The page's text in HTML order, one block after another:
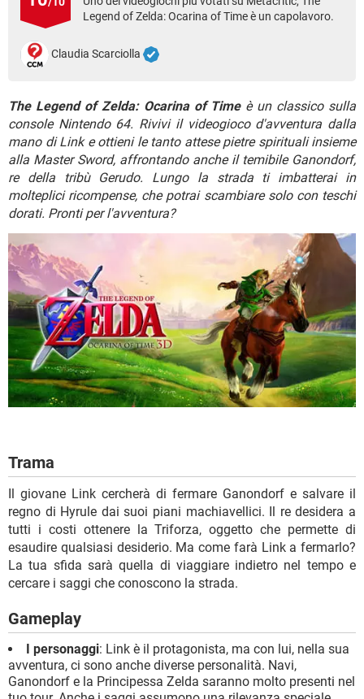
TIKTOK FACEBOOK
Legend of Zelda: Ocarina of Time è un capolavoro.
Claudia Scarciolla
The Legend of Zelda: Ocarina of Timeè un classico sulla
console Nintendo 64. Rivivi il videogioco d'avventura dalla
mano di Link e ottieni le tanto attese pietre spirituali insieme
alla Master Sword, affrontando anche il temibile Ganondorf,
re della tribù Gerudo. Lungo la strada ti imbatterai in
molteplici ricompense, che potrai scambiare solo con teschi
dorati. Pronti per l'avventura?
Trama
Il giovane Link cercherà di fermare Ganondorf e salvare il
regno di Hyrule dai suoi piani machiavellici. Il re desidera a
tutti i costi ottenere la Triforza, oggetto che permette di
esaudire qualsiasi desiderio. Ma come farà Link a fermarlo?
La tua sfida sarà quella di viaggiare indietro nel tempo e
cercare i saggi che conoscono la strada.
Gameplay
I personaggi: Link è il protagonista, ma con lui, nella sua
avventura, ci sono anche diverse personalità. Navi,
Ganondorf e la Principessa Zelda saranno molto presenti nel